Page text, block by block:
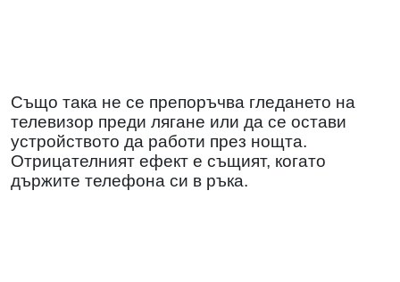
Също така не се препоръчва гледането на
телевизор преди лягане или да се остави
устройството да работи през нощта.
Отрицателният ефект е същият, когато
държите телефона си в ръка.